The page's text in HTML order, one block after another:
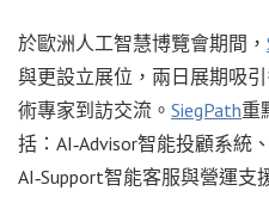
於歐洲人工智慧博覽會期間，
與更設立展位，兩日展期吸
術專家到訪交流。 SiegPath重
括：AI‑Advisor智能投顧系統
AI‑Support智能客服與營運支